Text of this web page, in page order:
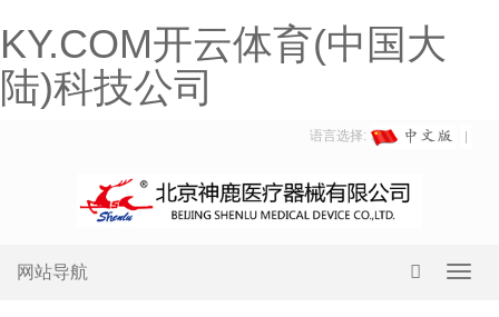
KY.COM开云体育(中国大
陆)科技公司
语言选择:
网站导航